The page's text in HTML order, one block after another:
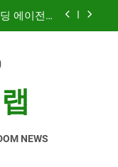
에이전트
주는 시대
Code 서
에이전트
NEWS